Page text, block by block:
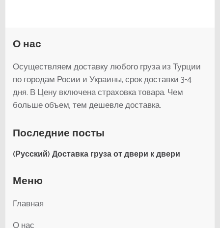
О нас
Осуществляем доставку любого груза из Турции
по городам Росии и Украины, срок доставки 3-4
дня. В Цену включена страховка товара. Чем
больше объем, тем дешевле доставка.
Последние посты
(Русский) Доставка груза от двери к двери
Меню
Главная